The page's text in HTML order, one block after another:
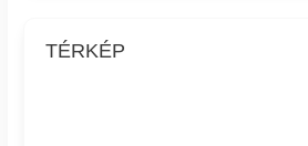
TÉRKÉP